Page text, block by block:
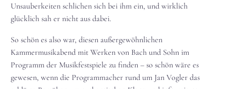
Unsauberkeiten schlichen sich bei ihm ein, und wirklich
glücklich sah er nicht aus dabei.
So schön es also war, diesen außergewöhnlichen
Kammermusikabend mit Werken von Bach und Sohn im
Programm der Musikfestspiele zu finden – so schön wäre es
gewesen, wenn die Programmacher rund um Jan Vogler das